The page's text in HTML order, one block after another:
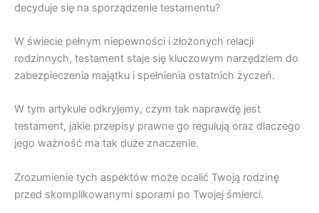
decyduje się na sporządzenie testamentu?
W świecie pełnym niepewności i złożonych relacji
rodzinnych, testament staje się kluczowym narzędziem do
zabezpieczenia majątku i spełnienia ostatnich życzeń.
W tym artykule odkryjemy, czym tak naprawdę jest
testament, jakie przepisy prawne go regulują oraz dlaczego
jego ważność ma tak duże znaczenie.
Zrozumienie tych aspektów może ocalić Twoją rodzinę
przed skomplikowanymi sporami po Twojej śmierci.